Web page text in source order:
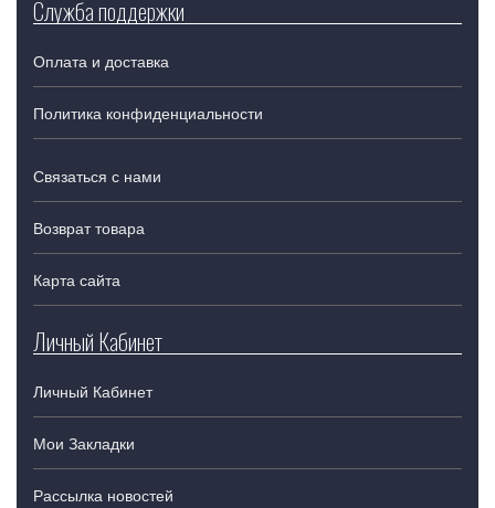
Служба поддержки
Оплата и доставка
Политика конфиденциальности
Связаться с нами
Возврат товара
Карта сайта
Личный Кабинет
Личный Кабинет
Мои Закладки
Рассылка новостей